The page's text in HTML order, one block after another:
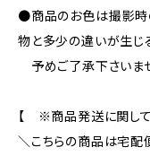
●商品のお色は撮影時
物と多少の違いが生じ
予めご了承下さいま
【 ※商品発送に関し
＼こちらの商品は宅配